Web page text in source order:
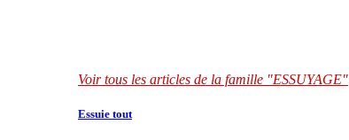
Voir tous les articles de la famille "ESSUYAGE"
Essuie tout